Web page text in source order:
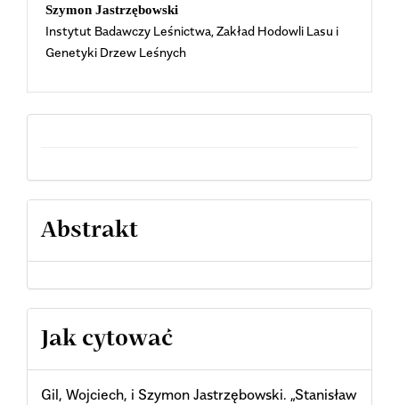
Content
Szymon Jastrzębowski
Instytut Badawczy Leśnictwa, Zakład Hodowli Lasu i
Genetyki Drzew Leśnych
Abstrakt
Article
Details
Jak cytować
Gil, Wojciech, i Szymon Jastrzębowski. „Stanisław